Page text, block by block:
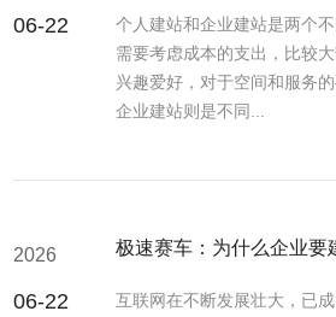
06-22
个人建站和企业建站是两个
需要考虑成本的支出，比较
兴趣爱好，对于空间和服务
企业建站则是不同...
2026
06-22
极速赛车：为什么企业要
互联网在不断发展壮大，已